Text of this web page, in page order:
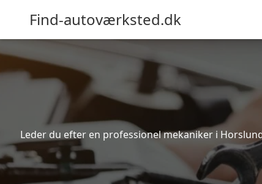
Find-autoværksted.dk
Leder du efter en professionel mekaniker i